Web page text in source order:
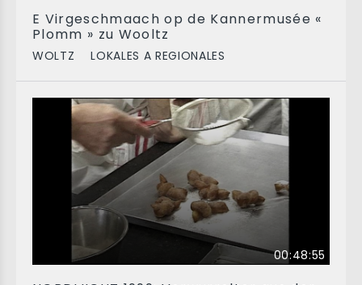
E Virgeschmaach op de Kannermusée «
Plomm » zu Wooltz
WOLTZ LOKALES A REGIONALES
00:48:55